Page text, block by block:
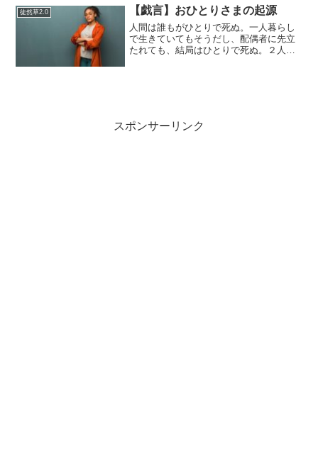
た人が死んだ後、ゾンビになったのを目
の当たりにしていたわけで、人が...
徒然草2.0 【戯言】おひとりさまの起源
人間は誰もがひとりで死ぬ。一人暮らし
で生きていてもそうだし、配偶者に先立
たれても、結局はひとりで死ぬ。２人で
スポンサーリンク